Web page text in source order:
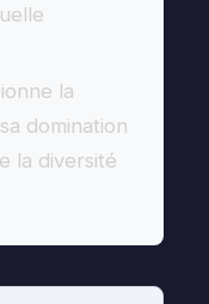
la
domination
la diversité